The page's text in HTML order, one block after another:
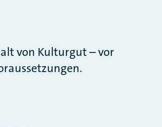
von Kulturgut – vor